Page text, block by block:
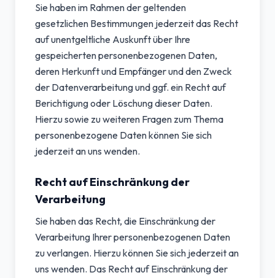
Sie haben im Rahmen der geltenden
gesetzlichen Bestimmungen jederzeit das Recht
auf unentgeltliche Auskunft über Ihre
gespeicherten personenbezogenen Daten,
deren Herkunft und Empfänger und den Zweck
der Datenverarbeitung und ggf. ein Recht auf
Berichtigung oder Löschung dieser Daten.
Hierzu sowie zu weiteren Fragen zum Thema
personenbezogene Daten können Sie sich
jederzeit an uns wenden.
Recht auf Einschränkung der
Verarbeitung
Sie haben das Recht, die Einschränkung der
Verarbeitung Ihrer personenbezogenen Daten
zu verlangen. Hierzu können Sie sich jederzeit an
uns wenden. Das Recht auf Einschränkung der